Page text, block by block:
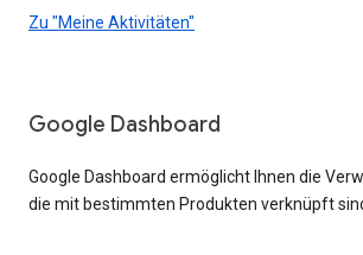
Zu "Meine Aktivitäten"
Google Dashboard
Google Dashboard ermöglicht Ihnen die
die mit bestimmten Produkten verknüpft